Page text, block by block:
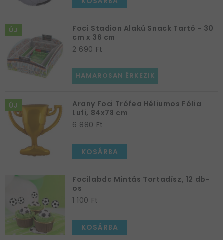
ÚJ
Foci Stadion Alakú Snack Tartó - 30
cm x 36 cm
2 690 Ft
HAMAROSAN ÉRKEZIK
ÚJ
Arany Foci Trófea Héliumos Fólia
Lufi, 84x78 cm
6 880 Ft
KOSÁRBA
Focilabda Mintás Tortadísz, 12 db-
os
1 100 Ft
KOSÁRBA